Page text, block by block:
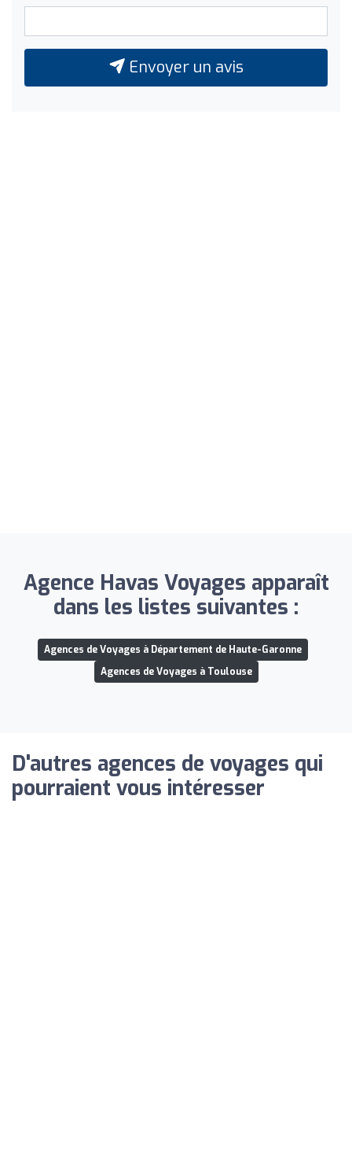
Envoyer un avis
Agence Havas Voyages apparaît
dans les listes suivantes :
Agences de Voyages à Département de Haute-Garonne
Agences de Voyages à Toulouse
D'autres agences de voyages qui
pourraient vous intéresser